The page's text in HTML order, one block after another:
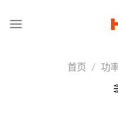
首页 / 功